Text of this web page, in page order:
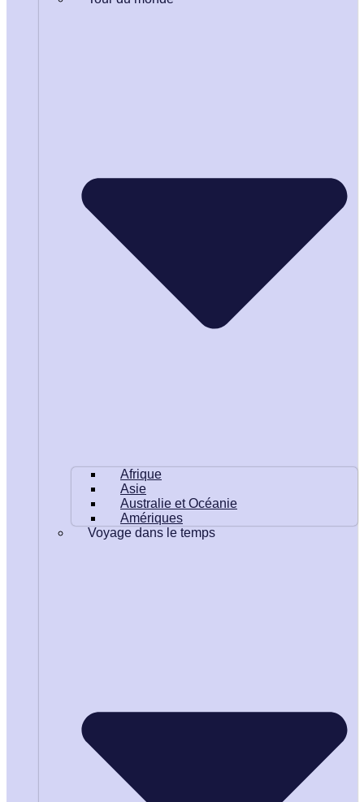
Afrique
Asie
Australie et Océanie
Amériques
Voyage dans le temps